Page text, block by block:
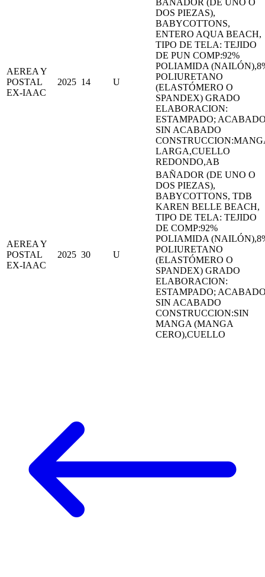
AEREA Y
POSTAL
EX-IAAC
2025 14 U
DOS PIEZAS),
BABYCOTTONS,
ENTERO AQUA BEACH,
TIPO DE TELA: TEJIDO
DE PUN COMP:92%
POLIAMIDA
POLIURETANO
(ELASTÓMERO O
SPANDEX) GRADO
ELABORACION:
ESTAMPADO;
SIN ACABADO
LARGA,CUELLO
REDONDO,AB
AEREA Y
POSTAL
EX-IAAC
2025 30 U
BAÑADOR (DE UNO O
DOS PIEZAS),
BABYCOTTONS, TDB
KAREN BELLE BEACH,
TIPO DE TELA: TEJIDO
DE COMP:92%
POLIAMIDA
POLIURETANO
(ELASTÓMERO O
SPANDEX) GRADO
ELABORACION:
ESTAMPADO;
SIN ACABADO
CONSTRUCCION:SIN
MANGA (MANGA
CERO),CUELLO